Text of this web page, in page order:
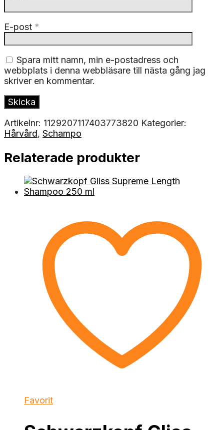
E-post *
Spara mitt namn, min e-postadress och
webbplats i denna webbläsare till nästa gång jag
skriver en kommentar.
Artikelnr: 1129207117403773820 Kategorier:
Hårvård, Schampo
Relaterade produkter
Favorit